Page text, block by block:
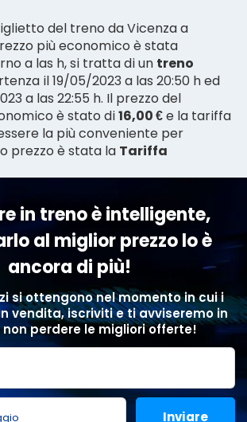
del treno da Vicenza a
più economico è stata
a las h, si tratta di un treno
il 19/05/2023 a las 20:50 h ed
a las 22:55 h. Il prezzo del
è stato di16,00 €e la tariffa
la più conveniente per
prezzo è stata la Tariffa
in treno è intelligente,
al miglior prezzo lo è
ancora di più!
si ottengono nel momento in cui i
vendita, iscriviti e ti avviseremo in
perdere le migliori offerte!